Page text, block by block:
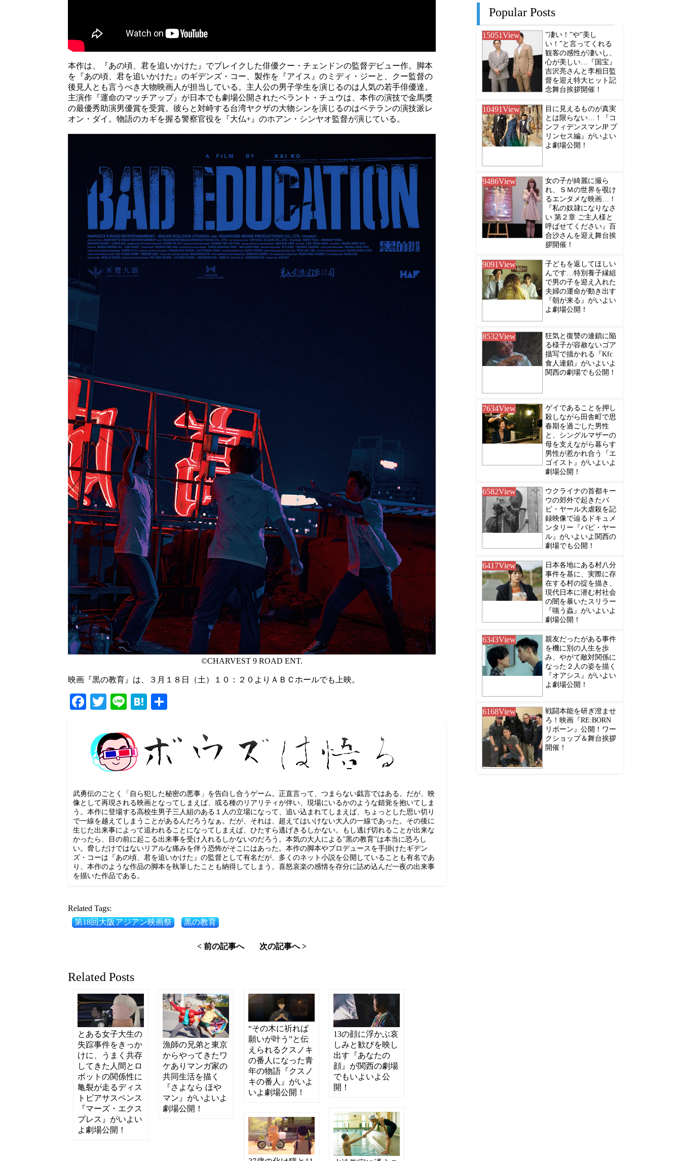
本作は、『あの頃、君を追いかけた』でブレイクした俳優クー・チェンドンの監督デビュー作。脚本
を『あの頃、君を追いかけた』のギデンズ・コー、製作を『アイス』のミディ・ジーと、クー監督の
後見人とも言うべき大物映画人が担当している。主人公の男子学生を演じるのは人気の若手俳優達。
主演作『運命のマッチアップ』が日本でも劇場公開されたベラント・チュウは、本作の演技で金馬獎
の最優秀助演男優賞を受賞。彼らと対峙する台湾ヤクザの大物シンを演じるのはベテランの演技派レ
オン・ダイ。物語のカギを握る警察官役を『大仏+』のホアン・シンヤオ監督が演じている。
©CHARVEST 9 ROAD ENT.
映画『黒の教育』は、３月１８日（土）１０：２０よりＡＢＣホールでも上映。
Facebook
TwitterLineHatena
武勇伝のごとく「自ら犯した秘密の悪事」を告白し合うゲーム。正直言って、つまらない戯言ではある。だが、映
像として再現される映画となってしまえば、或る種のリアリティが伴い、現場にいるかのような錯覚を抱いてしま
う。本作に登場する高校生男子三人組のある１人の立場になって、追い込まれてしまえば、ちょっとした思い切り
で一線を越えてしまうことがあるんだろうなぁ。だが、それは、超えてはいけない大人の一線であった。その後に
生じた出来事によって追われることになってしまえば、ひたすら逃げきるしかない。もし逃げ切れることが出来な
かったら、目の前に起こる出来事を受け入れるしかないのだろう。本気の大人による”黒の教育”は本当に恐ろし
い。脅しだけではないリアルな痛みを伴う恐怖がそこにはあった。本作の脚本やプロデュースを手掛けたギデン
ズ・コーは『あの頃、君を追いかけた』の監督として有名だが、多くのネット小説を公開していることも有名であ
り、本作のような作品の脚本を執筆したことも納得してしまう。喜怒哀楽の感情を存分に詰め込んだ一夜の出来事
を描いた作品である。
Related Tags:
第18回大阪アジアン映画祭
黒の教育
< 前の記事へ 次の記事へ >
Related Posts
とある女子大生の
失踪事件をきっか
けに、うまく共存
してきた人間とロ
ボットの関係性に
亀裂が走るディス
トピアサスペンス
『マーズ・エクス
プレス』がいよい
よ劇場公開！
漁師の兄弟と東京
からやってきたワ
ケありマンガ家の
共同生活を描く
『さよなら ほや
マン』がいよいよ
劇場公開！
“その木に祈れば
願いが叶う”と伝
えられるクスノキ
の番人になった青
年の物語『クスノ
キの番人』がいよ
いよ劇場公開！
13の顔に浮かぶ哀
しみと歓びを映し
出す『あなたの
顔』が関西の劇場
でもいよいよ公
開！
Popular Posts
15051View
”凄い！”や”美し
い！”と言ってくれる
観客の感性が凄いし、
心が美しい…『国宝』
吉沢亮さんと李相日監
督を迎え特大ヒット記
念舞台挨拶開催！
10491View
目に見えるものが真実
とは限らない…！『コ
ンフィデンスマンJP プ
リンセス編』がいよい
よ劇場公開！
9486View
女の子が綺麗に撮ら
れ、ＳＭの世界を覗け
るエンタメな映画…！
『私の奴隷になりなさ
い 第２章 ご主人様と
呼ばせてください』百
合沙さんを迎え舞台挨
拶開催！
9091View
子どもを返してほしい
んです…特別養子縁組
で男の子を迎え入れた
夫婦の運命が動き出す
『朝が来る』がいよい
よ劇場公開！
8532View
狂気と復讐の連鎖に陥
る様子が容赦ないゴア
描写で描かれる『Kfc
食人連鎖』がいよいよ
関西の劇場でも公開！
7634View
ゲイであることを押し
殺しながら田舎町で思
春期を過ごした男性
と、シングルマザーの
母を支えながら暮らす
男性が惹かれ合う『エ
ゴイスト』がいよいよ
劇場公開！
6582View
ウクライナの首都キー
ウの郊外で起きたバ
ビ・ヤール大虐殺を記
録映像で辿るドキュメ
ンタリー『バビ・ヤー
ル』がいよいよ関西の
劇場でも公開！
6417View
日本各地にある村八分
事件を基に、実際に存
在する村の掟を描き、
現代日本に潜む村社会
の闇を暴いたスリラー
『嗤う蟲』がいよいよ
劇場公開！
6343View
親友だったがある事件
を機に別の人生を歩
み、やがて敵対関係に
なった２人の姿を描く
『オアシス』がいよい
よ劇場公開！
6168View
戦闘本能を研ぎ澄ませ
ろ！映画『RE:BORN
リボーン』公開！ワー
クショップ＆舞台挨拶
開催！